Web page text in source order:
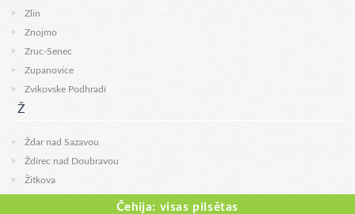
Zlin
Znojmo
Zruc-Senec
Zupanovice
Zvíkovske Podhradí
Ž
Ždar nad Sazavou
Ždírec nad Doubravou
Žitkova
Čehija: visas pilsētas